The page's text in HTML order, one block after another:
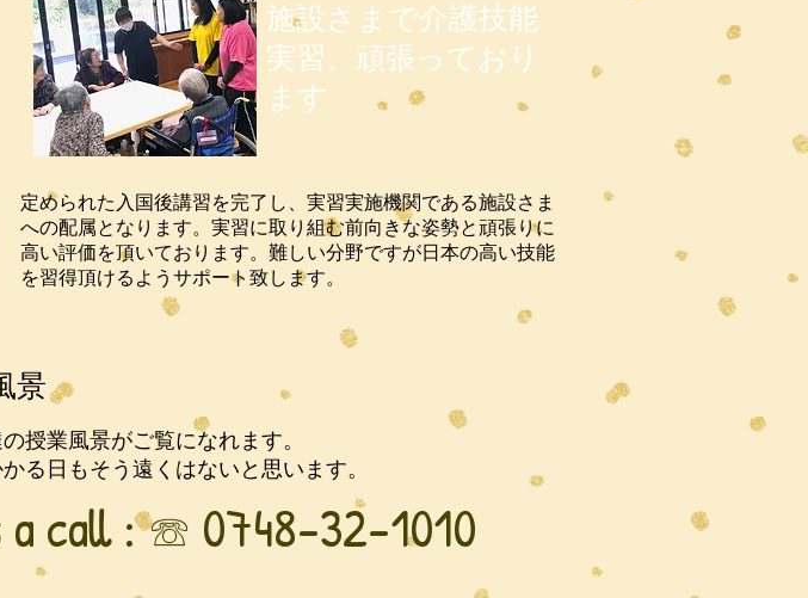
施設さまで介護技能
実習、頑張っており
ます
定められた入国後講習を完了し、実習実施機関である施設さま
への配属となります。実習に取り組む前向きな姿勢と頑張りに
高い評価を頂いております。難しい分野ですが日本の高い技能
を習得頂けるようサポート致します。
景
授業風景がご覧になれます。
る日もそう遠くはないと思います。
a call :☏ 0748-32-1010